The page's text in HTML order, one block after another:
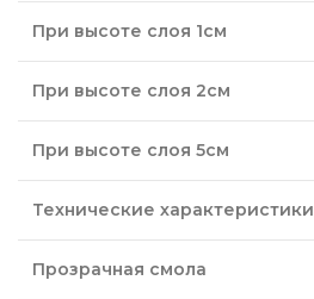
При высоте слоя 1см
При высоте слоя 2см
При высоте слоя 5см
Технические характеристики
Прозрачная смола